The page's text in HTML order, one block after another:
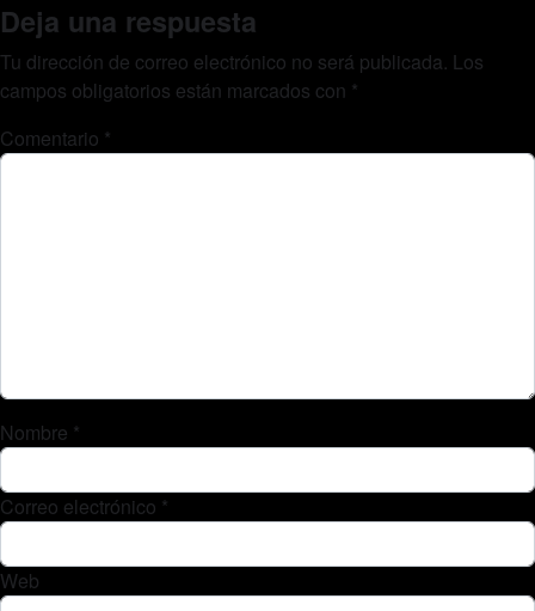
Deja una respuesta
Tu dirección de correo electrónico no será publicada. Los
campos obligatorios están marcados con *
Comentario *
Nombre *
Correo electrónico *
Web